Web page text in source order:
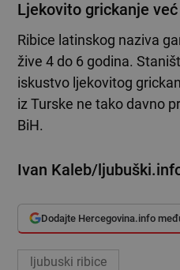
Ljekovito grickanje
Ribice latinskog naziva
žive 4 do 6 godina.
iskustvo ljekovitog
iz Turske ne tako davno
BiH.
Ivan Kaleb/
Dodajte Hercegovina.info
ljubuski ribice